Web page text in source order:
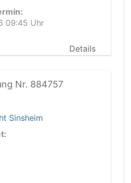
09:45 Uhr
Details
Nr. 884757
Sinsheim